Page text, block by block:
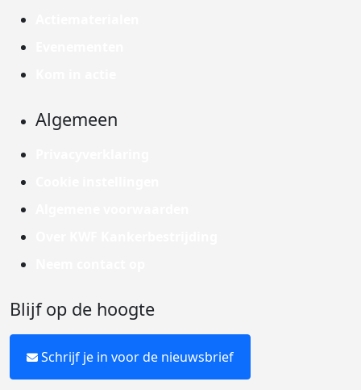
Algemeen
Blijf op de hoogte
Schrijf je in voor de nieuwsbrief